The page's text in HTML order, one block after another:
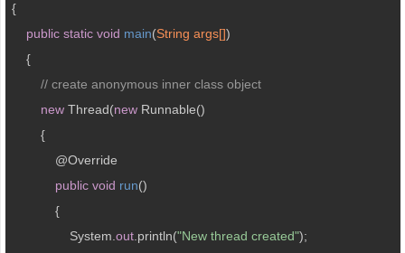
{
public static void main(String args[])
{
// create anonymous inner class object
new Thread(new Runnable()
        {
            @
Override
public void run()
{
                System.
out .println("New thread created");